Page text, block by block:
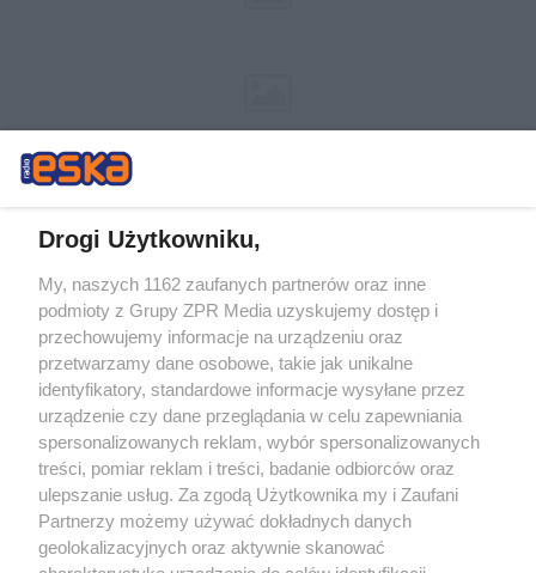
Żaden utwór zamieszczony w serwisie nie może być powielany i
rozpowszechniany lub dalej rozpowszechniany w jakikolwiek sposób (w
tym także elektroniczny lub mechaniczny) na jakimkolwiek polu
eksploatacji w jakiejkolwiek formie, włącznie z umieszczaniem w
Internecie bez pisemnej zgody właściciela praw. Jakiekolwiek użycie lub
wykorzystanie utworów w całości lub w części z naruszeniem prawa,
tzn. bez właściwej zgody, jest zabronione pod groźbą kary i może być
ścigane prawnie.
Drogi Użytkowniku,
My, naszych 1162 zaufanych partnerów oraz inne
podmioty z Grupy ZPR Media uzyskujemy dostęp i
przechowujemy informacje na urządzeniu oraz
przetwarzamy dane osobowe, takie jak unikalne
identyfikatory, standardowe informacje wysyłane przez
urządzenie czy dane przeglądania w celu zapewniania
spersonalizowanych reklam, wybór spersonalizowanych
treści, pomiar reklam i treści, badanie odbiorców oraz
ulepszanie usług. Za zgodą Użytkownika my i Zaufani
Partnerzy możemy używać dokładnych danych
geolokalizacyjnych oraz aktywnie skanować